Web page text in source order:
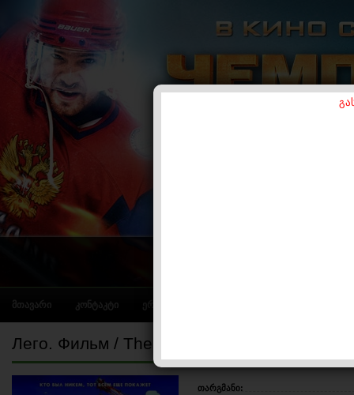
ᲛᲗᲐᲕᲐᲠᲘ ᲙᲝᲜᲢᲐᲙᲢᲘ
Лего. Фильм / The Lego Movie (2014 )
თარგმანი: